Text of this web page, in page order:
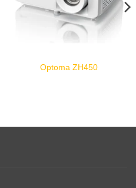
Optoma ZH450